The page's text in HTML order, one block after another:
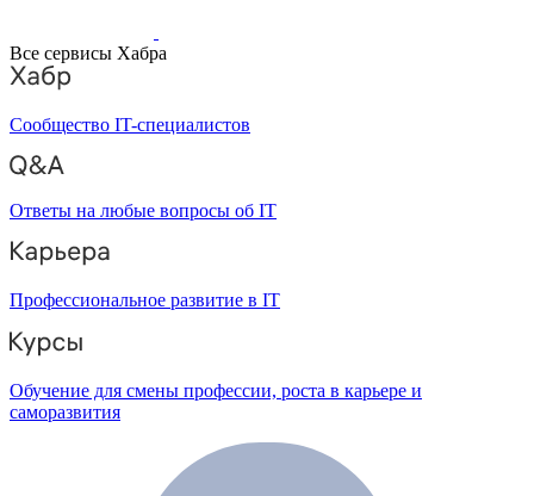
Все сервисы Хабра
Сообщество IT-специалистов
Ответы на любые вопросы об IT
Профессиональное развитие в IT
Обучение для смены профессии, роста в карьере и
саморазвития